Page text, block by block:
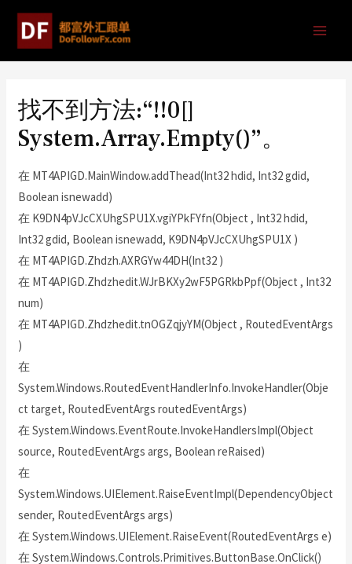
找不到方法:“!!0[]
System.Array.Empty()”。
在 MT4APIGD.MainWindow.addThead(Int32 hdid, Int32 gdid,
Boolean isnewadd)
在 K9DN4pVJcCXUhgSPU1X.vgiYPkFYfn(Object , Int32 hdid,
Int32 gdid, Boolean isnewadd, K9DN4pVJcCXUhgSPU1X )
在 MT4APIGD.Zhdzh.AXRGYw44DH(Int32 )
在 MT4APIGD.Zhdzhedit.WJrBKXy2wF5PGRkbPpf(Object , Int32
num)
在 MT4APIGD.Zhdzhedit.tnOGZqjyYM(Object , RoutedEventArgs
)
在
System.Windows.RoutedEventHandlerInfo.InvokeHandler(Obje
ct target, RoutedEventArgs routedEventArgs)
在 System.Windows.EventRoute.InvokeHandlersImpl(Object
source, RoutedEventArgs args, Boolean reRaised)
在
System.Windows.UIElement.RaiseEventImpl(DependencyObject
sender, RoutedEventArgs args)
在 System.Windows.UIElement.RaiseEvent(RoutedEventArgs e)
在 System.Windows.Controls.Primitives.ButtonBase.OnClick()